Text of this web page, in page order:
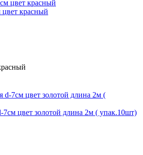
красный
цвет золотой длина 2м ( упак.10шт)